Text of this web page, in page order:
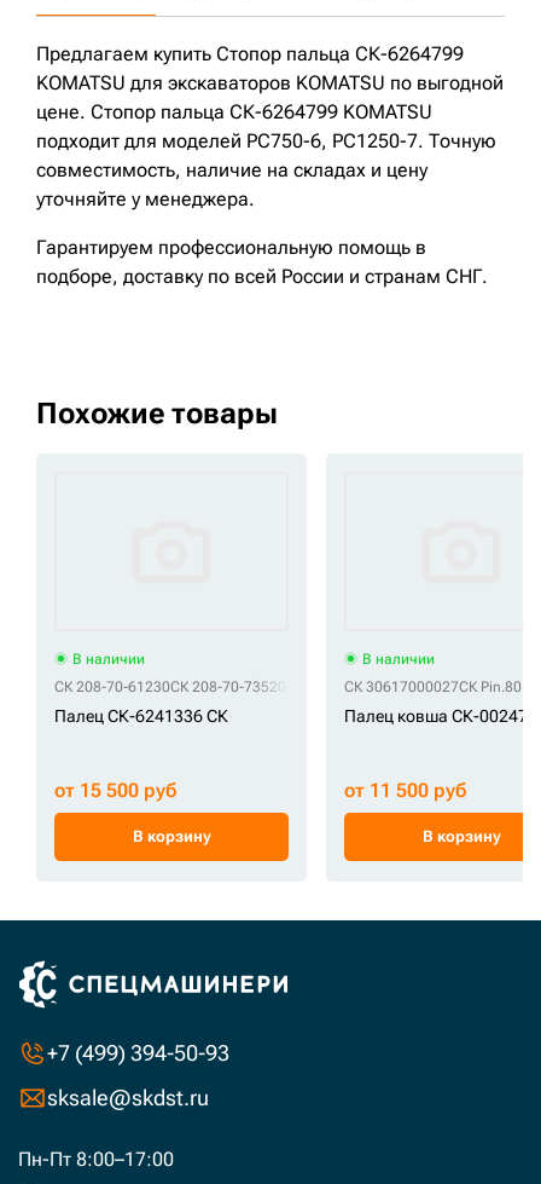
Предлагаем купить Стопор пальца СК-6264799
KOMATSU для экскаваторов KOMATSU по выгодной
цене. Стопор пальца СК-6264799 KOMATSU
подходит для моделей PC750-6, PC1250-7. Точную
совместимость, наличие на складах и цену
уточняйте у менеджера.
Гарантируем профессиональную помощь в
подборе, доставку по всей России и странам СНГ.
Похожие товары
В наличии
СК 208-70-61230СК 208-70-73520
Палец СК-6241336 СК
от 15 500 руб
В корзину
В наличии
СК 30617000027СК
Палец ковша СК-
от 11 500 руб
В корзину
+7 (499) 394-50-93
sksale@skdst.ru
Пн-Пт 8:00–17:00